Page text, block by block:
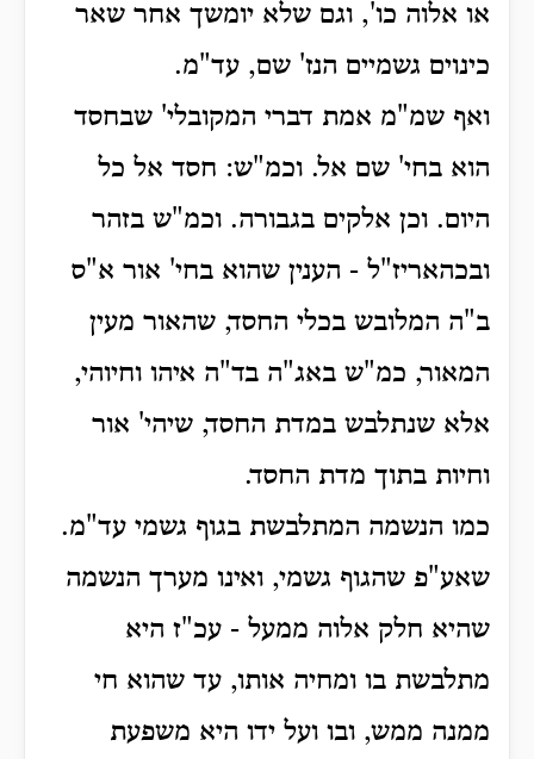
או אלוה כו', וגם שלא יומשך אחר שאר
כינוים גשמיים הנז' שם, עד"מ.
ואף שמ"מ אמת דברי המקובלי' שבחסד
הוא בחי' שם אל. וכמ"ש: חסד אל כל
היום. וכן אלקים בגבורה. וכמ"ש בזהר
ובכהאריז"ל - הענין שהוא בחי' אור א"ס
ב"ה המלובש בכלי החסד, שהאור מעין
המאור, כמ"ש באג"ה בד"ה איהו וחיוהי,
אלא שנתלבש במדת החסד, שיהי' אור
וחיות בתוך מדת החסד.
כמו הנשמה המתלבשת בגוף גשמי עד"מ.
שאע"פ שהגוף גשמי, ואינו מערך הנשמה
שהיא חלק אלוה ממעל - עכ"ז היא
מתלבשת בו ומחיה אותו, עד שהוא חי
ממנה ממש, ובו ועל ידו היא משפעת